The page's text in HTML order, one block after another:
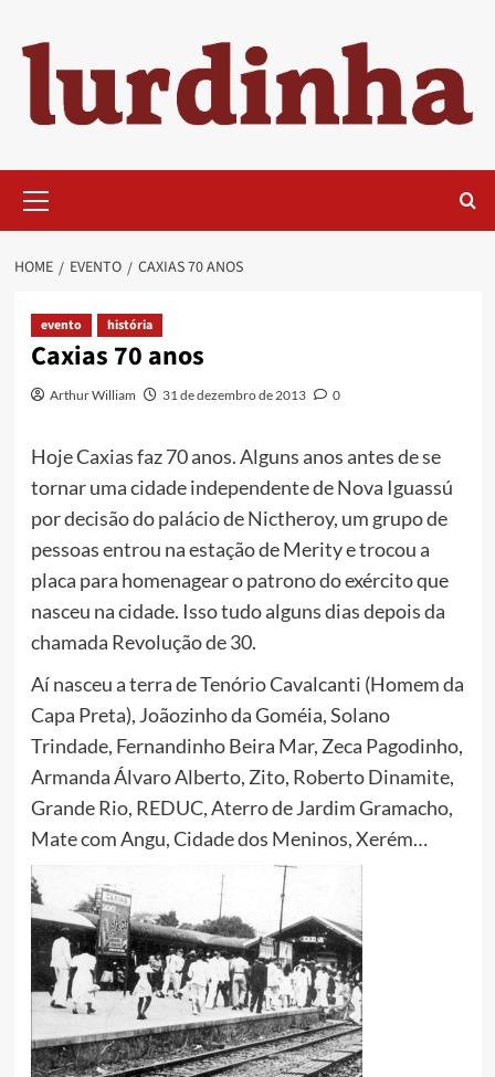
content
Menu
HOME EVENTO CAXIAS 70 ANOS
evento história
Caxias 70 anos
Arthur William 31 de dezembro de 2013 0
Hoje Caxias faz 70 anos. Alguns anos antes de se
tornar uma cidade independente de Nova Iguassú
por decisão do palácio de Nictheroy, um grupo de
pessoas entrou na estação de Merity e trocou a
placa para homenagear o patrono do exército que
nasceu na cidade. Isso tudo alguns dias depois da
chamada Revolução de 30.
Aí nasceu a terra de Tenório Cavalcanti (Homem da
Capa Preta), Joãozinho da Goméia, Solano
Trindade, Fernandinho Beira Mar, Zeca Pagodinho,
Armanda Álvaro Alberto, Zito, Roberto Dinamite,
Grande Rio, REDUC, Aterro de Jardim Gramacho,
Mate com Angu, Cidade dos Meninos, Xerém…